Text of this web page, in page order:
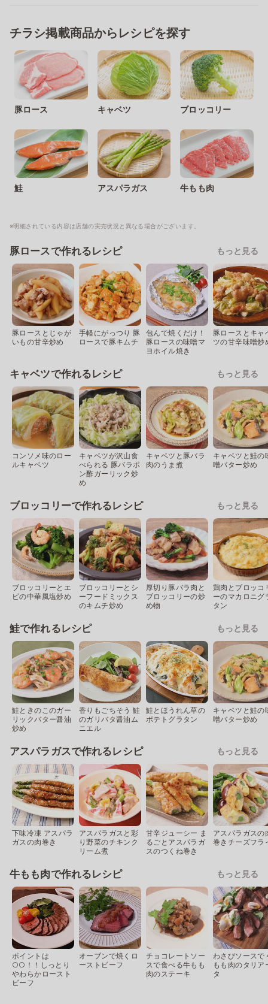
チラシ掲載商品からレシピを探す
豚ロース キャベツ ブロッコリー
鮭 アスパラガス 牛もも肉
※明細されている内容は店舗の実売状況と異なる場合がございます。
豚ロースで作れるレシピ もっと見る
豚ロースとじゃが
いもの甘辛炒め
手軽にがっつり 豚
ロースで豚キムチ
包んで焼くだけ！
豚ロースの味噌マ
ヨホイル焼き
豚ロースとキャ
ツの甘辛味噌炒
キャベツで作れるレシピ もっと見る
コンソメ味のロー
ルキャベツ
キャベツが沢山食
べられる 豚バラポ
ン酢ガーリック炒
め
キャベツと豚バラ
肉のうま煮
キャベツと鮭の
噌バター炒め
ブロッコリーで作れるレシピ もっと見る
ブロッコリーとエ
ビの中華風塩炒め
ブロッコリーとシ
ーフードミックス
のキムチ炒め
厚切り豚バラ肉と
ブロッコリーの炒
め物
鶏肉とブロッコ
ーのマカロニグ
タン
鮭で作れるレシピ もっと見る
鮭ときのこのガー
リックバター醤油
炒め
香りもごちそう 鮭
のガリバタ醤油ム
ニエル
鮭とほうれん草の
ポテトグラタン
キャベツと鮭の
噌バター炒め
アスパラガスで作れるレシピ もっと見る
下味冷凍 アスパラ
ガスの肉巻き
アスパラガスと彩
り野菜のチキンク
リーム煮
甘辛ジューシー ま
るごとアスパラガ
スのつくね巻き
アスパラガスの
巻きチーズフラ
牛もも肉で作れるレシピ もっと見る
ポイントは
○○！！しっとり
やわらかロースト
ビーフ
オーブンで焼くロ
ーストビーフ
チョコレートソー
スで食べる牛もも
肉のステーキ
わさびソースで
もも肉のタリア
タ